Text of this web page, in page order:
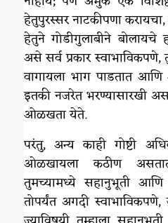
हेतुपुरस्सर नाटकीपणा
हेतुने गोडीगुलाबीने बोलायचे
असे सर्व प्रकार
वागायला भाग पाडतात आणि
इतकी नजरेत भरण्यासारखी
ओळखता येते.
परंतु, अन्य काही गोष्टी
ओळखायला कठीण
तुमच्यामध्ये सहानुभूती
तोपर्यंत अगदी